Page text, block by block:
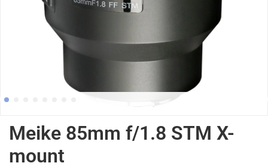
Meike 85mm f/1.8 STM X-
mount